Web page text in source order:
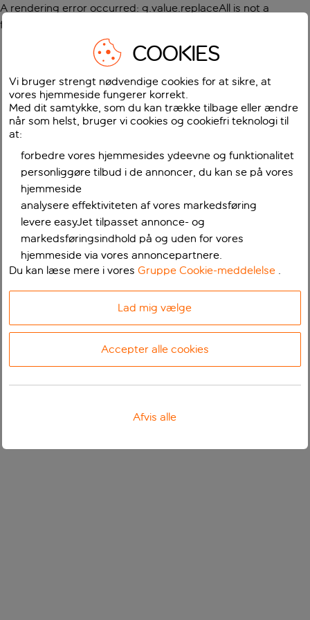
A rendering error occurred: g.value.replaceAll is not a
function
COOKIES
Vi bruger strengt nødvendige cookies for at sikre, at
vores hjemmeside fungerer korrekt.
Med dit samtykke, som du kan trække tilbage eller ændre
når som helst, bruger vi cookies og cookiefri teknologi til
at:
forbedre vores hjemmesides ydeevne og funktionalitet
personliggøre tilbud i de annoncer, du kan se på vores
hjemmeside
analysere effektiviteten af vores markedsføring
levere easyJet tilpasset annonce- og
markedsføringsindhold på og uden for vores
hjemmeside via vores annoncepartnere.
Du kan læse mere i voresGruppe Cookie-meddelelse .
Lad mig vælge
Accepter alle cookies
Afvis alle